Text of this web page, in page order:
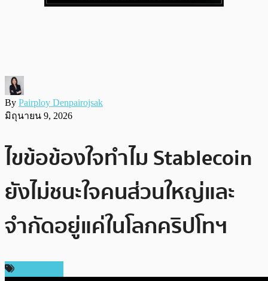
By Pairploy Denpairojsak
มิถุนายน 9, 2026
ไขข้อข้องใจทำไม Stablecoin
ยังไม่ชนะใจคนส่วนใหญ่และ
จำกัดอยู่แค่ในโลกคริปโทฯ